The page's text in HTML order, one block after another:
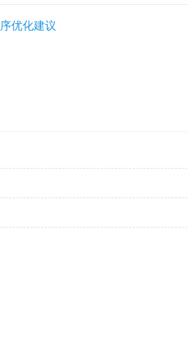
优化建议